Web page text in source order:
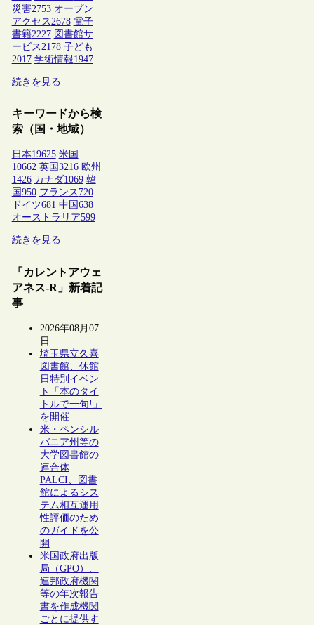
災害2753 オープン
アクセス 2678 電子
書籍2227 図書館サ
ービス 2178 子ども
2017 学術情報1947
続きを見る
キーワードから検
索（国・地域）
日本19625 米国
10662 英国 3216 欧州
1426 カナダ1069 韓
国 950 フランス 720
ドイツ681 中国 638
オーストラリア599
続きを見る
「カレントアウェ
アネス-R」新着記
事
2026年08月07
日
埼玉県立久喜
図書館、休館
日特別イベン
ト「本のタイ
トルで一句!」
を開催
米・ペンシル
バニア州等の
大学図書館の
連合体
PALCI、図書
館によるシス
テム相互運用
性評価のため
のガイドを公
開
米国政府出版
局（GPO）、
連邦政府機関
等の年次報告
書を作成機関
ごとに提供す